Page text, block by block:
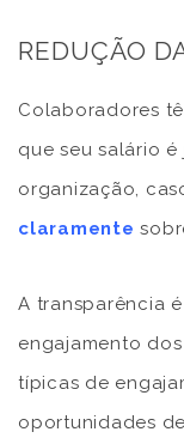
REDUÇÃO
Colaboradores
que seu salário
organização,
claramente
A transparência
engajamento
típicas de
oportunidades